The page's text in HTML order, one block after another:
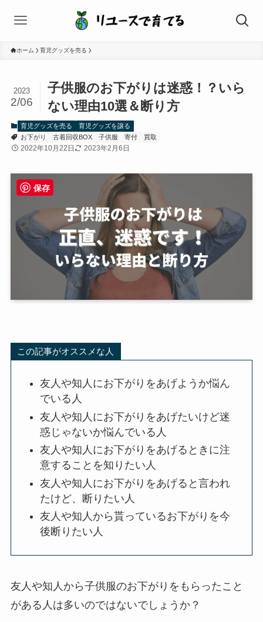
ホーム 育児グッズを売る
子供服のお下がりは迷惑！？いら
ない理由10選＆断り方
2023
2/06
育児グッズを売る
育児グッズを譲る
お下がり
古着回収BOX 子供服 寄付 買取
2022年10月22日 2023年2月6日
この記事がオススメな人
友人や知人にお下がりをあげようか悩ん
でいる人
友人や知人にお下がりをあげたいけど迷
惑じゃないか悩んでいる人
友人や知人にお下がりをあげるときに注
意することを知りたい人
友人や知人にお下がりをあげると言われ
たけど、断りたい人
友人や知人から貰っているお下がりを今
後断りたい人
友人や知人から子供服のお下がりをもらったこと
がある人は多いのではないでしょうか？
保存